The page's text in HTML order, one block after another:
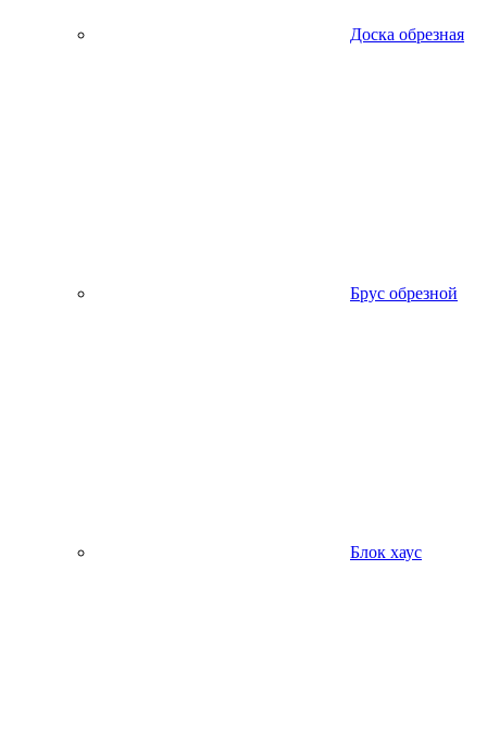
Доска обрезная
Брус обрезной
Блок хаус